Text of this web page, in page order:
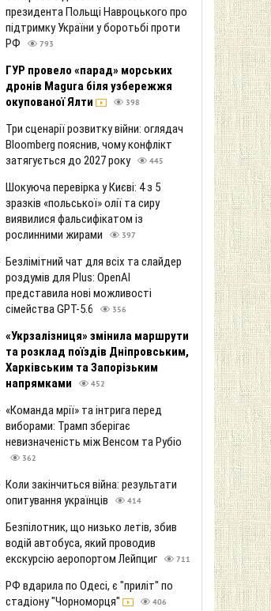
президента Польщі Навроцького про
підтримку України у боротьбі проти
РФ
793
ГУР провело «парад» морських
дронів Magura біля узбережжя
окупованої Ялти
398
Три сценарії розвитку війни: оглядач
Bloomberg пояснив, чому конфлікт
затягується до 2027 року
445
Шокуюча перевірка у Києві: 4 з 5
зразків «польської» олії та сиру
виявилися фальсифікатом із
рослинними жирами
397
Безлімітний чат для всіх та слайдер
роздумів для Plus: OpenAI
представила нові можливості
сімейства GPT-5.6
356
«Укрзалізниця» змінила маршрути
та розклад поїздів Дніпровським,
Харківським та Запорізьким
напрямками
452
«Команда мрії» та інтрига перед
виборами: Трамп зберігає
невизначеність між Венсом та Рубіо
362
Коли закінчиться війна: результати
опитування українців
414
Безпілотник, що низько летів, збив
водій автобуса, який проводив
екскурсію аеропортом Лейпциг
711
РФ вдарила по Одесі, є "приліт" по
стадіону "Чорноморця"
406